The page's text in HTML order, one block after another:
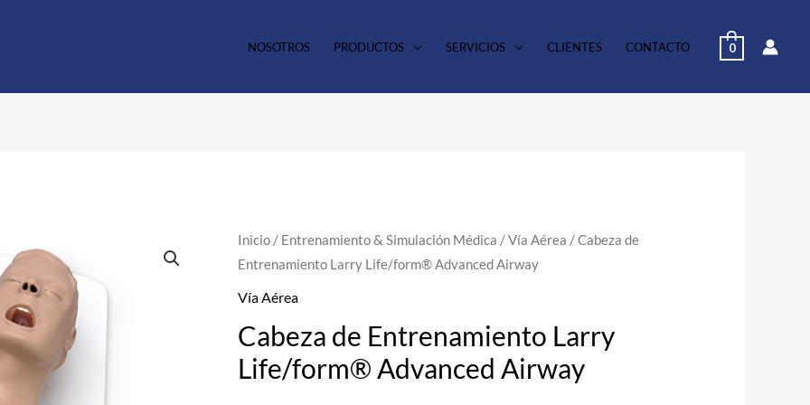
NOSOTROS PRODUCTOS SERVICIOS CLIENTES CONTACTO 0
Inicio / Entrenamiento & Simulación Médica /Vía Aérea / Cabeza de
Entrenamiento Larry Life/form® Advanced Airway
Vía Aérea
Cabeza de Entrenamiento Larry
Life/form® Advanced Airway
Cabeza
de
Entrenamiento
Life/form®
Advanced